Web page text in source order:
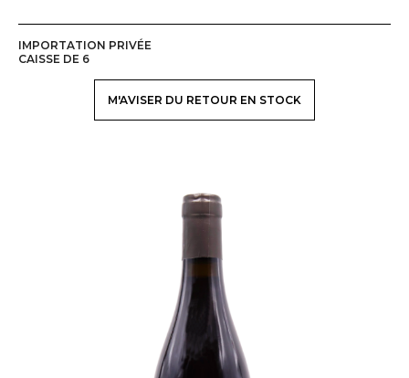
IMPORTATION PRIVÉE
CAISSE DE 6
M'AVISER DU RETOUR EN STOCK